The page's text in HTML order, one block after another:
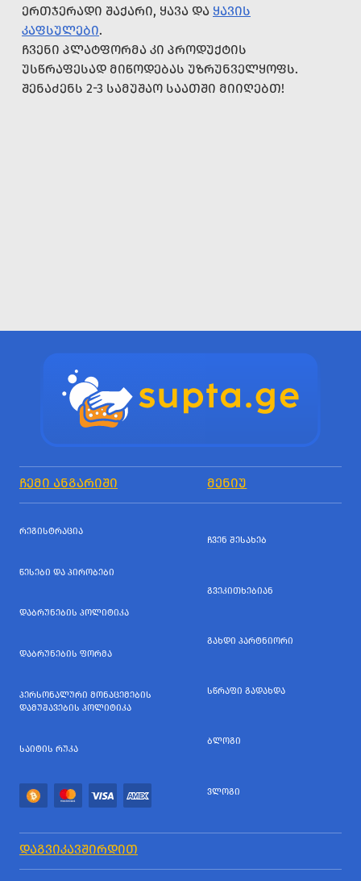
ᲔᲠᲗᲯᲔᲠᲐᲓᲘ ᲨᲐᲥᲐᲠᲘ, ᲧᲐᲕᲐ ᲓᲐ ᲧᲐᲕᲘᲡ
ᲙᲐᲤᲡᲣᲚᲔᲑᲘ.
ᲩᲕᲔᲜᲘ ᲞᲚᲐᲢᲤᲝᲠᲛᲐ ᲙᲘ ᲞᲠᲝᲓᲣᲥᲢᲘᲡ
ᲣᲡᲬᲠᲐᲤᲔᲡᲐᲓ ᲛᲘᲬᲝᲓᲔᲑᲐᲡ ᲣᲖᲠᲣᲜᲕᲔᲚᲧᲝᲤᲡ.
ᲨᲔᲜᲐᲫᲔᲜᲡ 2-3 ᲡᲐᲛᲣᲨᲐᲝ ᲡᲐᲐᲗᲨᲘ ᲛᲘᲘᲦᲔᲑᲗ!
ᲩᲔᲛᲘ ᲐᲜᲒᲐᲠᲘᲨᲘ ᲛᲔᲜᲘᲣ
ᲠᲔᲒᲘᲡᲢᲠᲐᲪᲘᲐ
ᲬᲔᲡᲔᲑᲘ ᲓᲐ ᲞᲘᲠᲝᲑᲔᲑᲘ
ᲓᲐᲑᲠᲣᲜᲔᲑᲘᲡ ᲞᲝᲚᲘᲢᲘᲙᲐ
ᲓᲐᲑᲠᲣᲜᲔᲑᲘᲡ ᲤᲝᲠᲛᲐ
ᲞᲔᲠᲡᲝᲜᲐᲚᲣᲠᲘ ᲛᲝᲜᲐᲪᲔᲛᲔᲑᲘᲡ
ᲓᲐᲛᲣᲨᲐᲕᲔᲑᲘᲡ ᲞᲝᲚᲘᲢᲘᲙᲐ
ᲡᲐᲘᲢᲘᲡ ᲠᲣᲙᲐ
ᲩᲕᲔᲜ ᲨᲔᲡᲐᲮᲔᲑ
ᲒᲕᲔᲙᲘᲗᲮᲔᲑᲘᲐᲜ
ᲒᲐᲮᲓᲘ ᲞᲐᲠᲢᲜᲘᲝᲠᲘ
ᲡᲬᲠᲐᲤᲘ ᲒᲐᲓᲐᲮᲓᲐ
ᲑᲚᲝᲒᲘ
ᲕᲚᲝᲒᲘ
ᲓᲐᲒᲕᲘᲙᲐᲕᲨᲘᲠᲓᲘᲗ